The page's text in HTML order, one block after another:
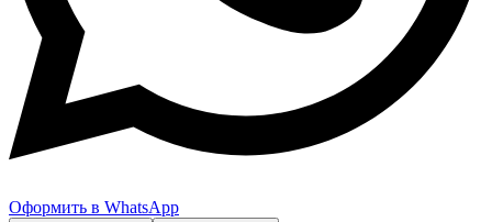
Оформить в WhatsApp